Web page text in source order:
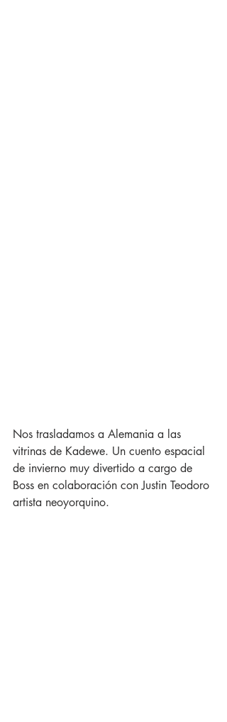
Nos trasladamos a Alemania a las
vitrinas de Kadewe. Un cuento espacial
de invierno muy divertido a cargo de
Boss en colaboración con Justin Teodoro
artista neoyorquino.